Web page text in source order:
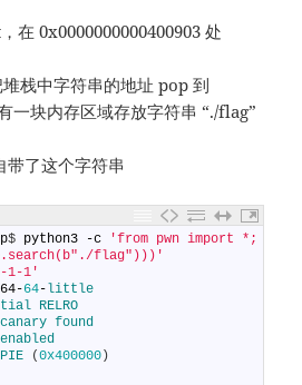
在 0x0000000000400903 处
栈中字符串的地址 pop 到
一块内存区域存放字符串 “./flag”
带了这个字符串
$ python3 -c
'from pwn import *;
flag")))'
1-1'
-64- little
RELRO
canary found
enabled
PIE (0x400000 )